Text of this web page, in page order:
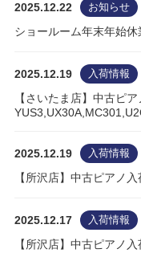
2025.12.22 お知らせ
ショールーム年末年始休
2025.12.19 入荷情報
【さいたま店】中古ピ
2025.12.19 入荷情報
【所沢店】中古ピアノ
2025.12.17 入荷情報
【所沢店】中古ピアノ